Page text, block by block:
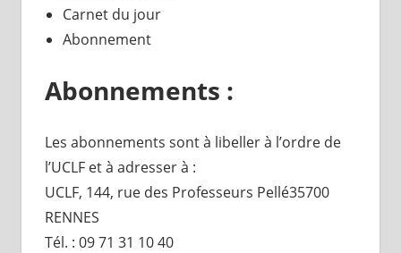
Carnet du jour
Abonnement
Abonnements :
Les abonnements sont à libeller à l’ordre de
l’UCLF et à adresser à :
UCLF, 144, rue des Professeurs Pellé35700
RENNES
Tél. : 09 71 31 10 40